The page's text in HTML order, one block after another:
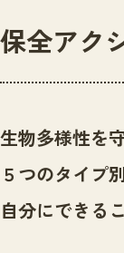
セン
セン
サイ
ニュー
ニュ
市の
いきも
保全アク
生物多様性を
５つのタイプ
自分にできる